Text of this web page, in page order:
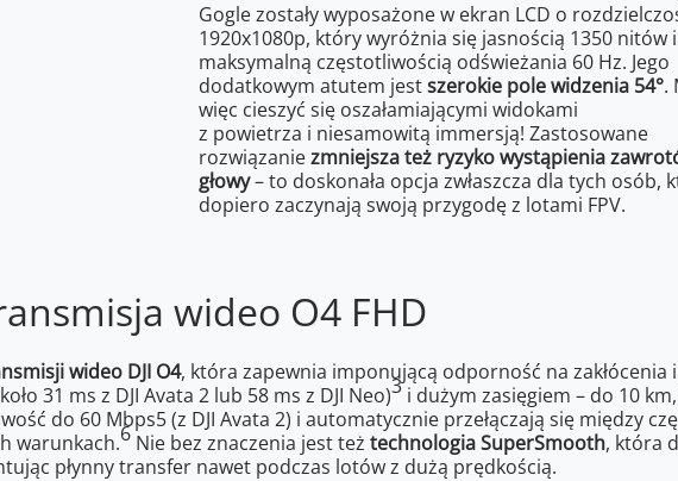
Gogle zostały wyposażone w ekran LCD o
1920x1080p, który wyróżnia się jasnością 1350 nitów i
maksymalną częstotliwością odświeżania 60 Hz. Jego
dodatkowym atutem jestszerokie pole widzenia 54°.
więc cieszyć się oszałamiającymi widokami
z powietrza i niesamowitą immersją! Zastosowane
rozwiązaniezmniejsza też ryzyko wystąpienia
głowy– to doskonała opcja zwłaszcza dla tych osób,
dopiero zaczynają swoją przygodę z lotami FPV.
wideo O4 FHD
wideo DJI O4, która zapewnia imponującą odporność na zakłócenia
31 ms z DJI Avata 2 lub 58 ms z DJI Neo)3 i dużym zasięgiem – do 10
do 60 Mbps5 (z DJI Avata 2) i automatycznie przełączają się między
warunkach.6 Nie bez znaczenia jest też technologia SuperSmooth, która
płynny transfer nawet podczas lotów z dużą prędkością.